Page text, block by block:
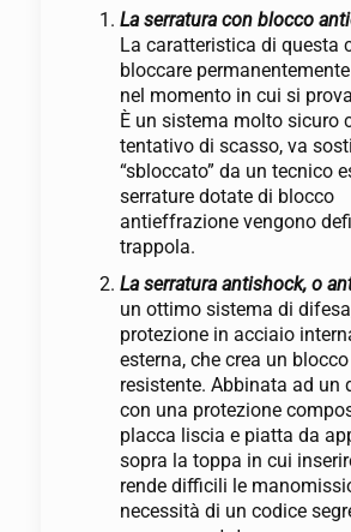
La serratura con blocco
La caratteristica di questa
bloccare
nel momento in cui si
È un sistema molto sicuro
tentativo di scasso, va
“sbloccato” da un tecnico
serrature dotate di blocco
antieffrazione vengono
trappola.
La serratura antishock, o
un ottimo sistema di
protezione in acciaio
esterna, che crea un
resistente. Abbinata ad un
con una protezione
placca liscia e piatta da
sopra la toppa in cui
rende difficili le
necessità di un codice